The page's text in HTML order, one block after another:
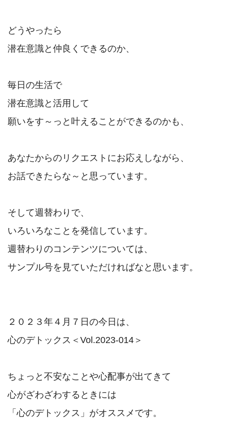
どうやったら
潜在意識と仲良くできるのか、
毎日の生活で
潜在意識と活用して
願いをす～っと叶えることができるのかも、
あなたからのリクエストにお応えしながら、
お話できたらな～と思っています。
そして週替わりで、
いろいろなことを発信しています。
週替わりのコンテンツについては、
サンプル号を見ていただければなと思います。
２０２３年４月７日の今日は、
心のデトックス＜Vol.2023-014＞
ちょっと不安なことや心配事が出てきて
心がざわざわするときには
「心のデトックス」がオススメです。